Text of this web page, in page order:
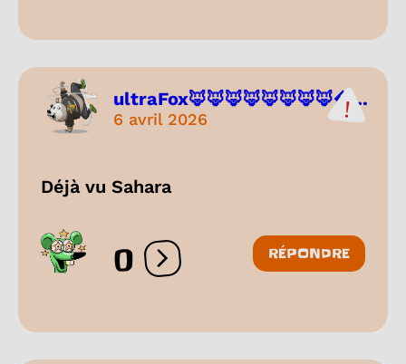
ultraFox🦊🦊🦊🦊🦊🦊🦊🦊...
6 avril 2026
Déjà vu Sahara
0 Ouvrir les réactions
RÉPONDRE